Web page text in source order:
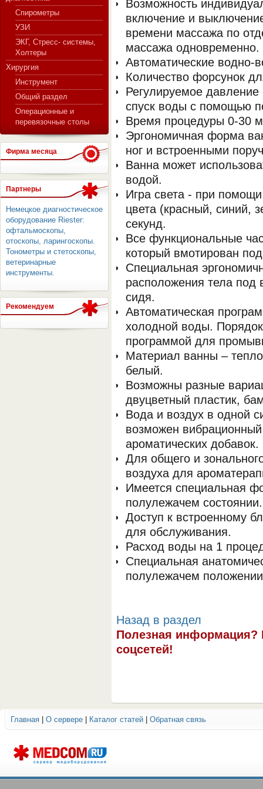
Спирометры
УЗИ
ЭКГ, Стресс- системы,
Холтеры
Хирургия
Инструмент
Общий раздел
Операционные и
перевязочные столы
Фирма месяца
Партнеры
Немецкое диагностическое
оборудование Riester:
офтальмоскопы,
отоскопы, ларингоскопы.
Тонометры и стетоскопы,
ветеринарные
инструменты.
Рекомендуем
Возможность
включение и
времени массажа по
массажа одновременно.
Автоматические водно-
Количество форсунок
Регулируемое
спуск воды с помощью
Время процедуры 0-30
Эргономичная форма
ног и встроенными
Ванна может
водой.
Игра света - при
цвета (красный, синий,
секунд.
Все функциональные
который вмотирован
Специальная
расположения тела под
сидя.
Автоматическая
холодной воды. Порядок
программой для
Материал ванны –
белый.
Возможны разные
двуцветный пластик,
Вода и воздух в одной
возможен
ароматических добавок.
Для общего и
воздуха для
Имеется специальная
полулежачем состоянии.
Доступ к встроенному
для обслуживания.
Расход воды на 1
Специальная
полулежачем
Назад в раздел
Полезная информация?
соцсетей!
Главная О сервере Каталог статей Обратная связь